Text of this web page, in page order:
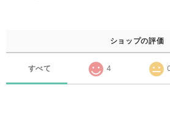
ショップの評価
すべて 4